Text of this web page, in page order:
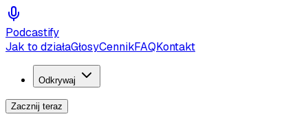
Podcastify
Jak to działaGłosyCennikFAQKontakt
Odkrywaj
Zacznij teraz